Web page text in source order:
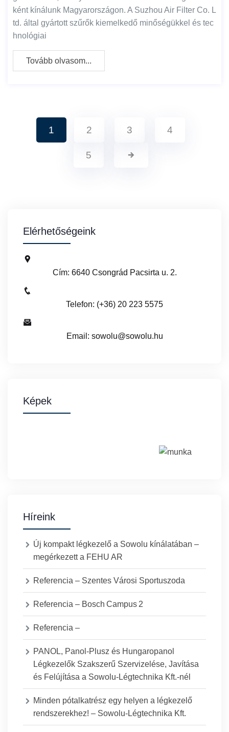
ként kínálunk Magyarországon. A Suzhou Air Filter Co. L
td. által gyártott szűrők kiemelkedő minőségükkel és tec
hnológiai
Tovább olvasom...
1 2 3 4
5
Elérhetőségeink
Cím: 6640 Csongrád Pacsirta u. 2.
Telefon: (+36) 20 223 5575
Email: sowolu@sowolu.hu
Képek
Híreink
Új kompakt légkezelő a Sowolu kínálatában –
megérkezett a FEHU AR
Referencia – Szentes Városi Sportuszoda
Referencia – Bosch Campus 2
Referencia –
PANOL, Panol-Plusz és Hungaropanol
Légkezelők Szakszerű Szervizelése, Javítása
és Felújítása a Sowolu-Légtechnika Kft.-nél
Minden pótalkatrész egy helyen a légkezelő
rendszerekhez! – Sowolu-Légtechnika Kft.